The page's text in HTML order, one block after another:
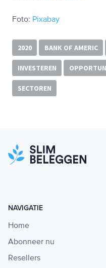
Foto: Pixabay
2020 BANK OF AMERIC
INVESTEREN
SECTOREN
NAVIGATIE
Home
Abonneer nu
Resellers